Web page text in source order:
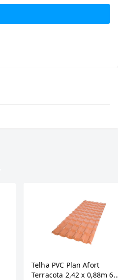
Telha PVC Plan Afort
Terracota 2,42 x 0,88m 6